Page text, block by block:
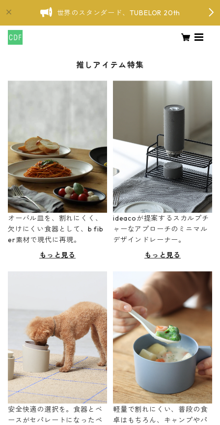
世界のスタンダード、TUBELOR 20th
推しアイテム特集
オーバル皿を、割れにくく、
欠けにくい食器として、b fib
er素材で現代に再現。
もっと見る
ideacoが提案するスカルプチ
ャーなアプローチのミニマル
デザインドレーナー。
もっと見る
安全快適の選択を。食器とベ
ースがセパレートになったペ
軽量で割れにくい、普段の食
卓はもちろん、キャンプやパ